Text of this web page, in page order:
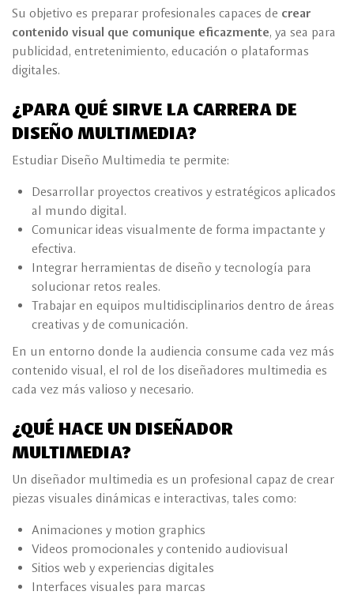
Su objetivo es preparar profesionales capaces de crear
contenido visual que comunique eficazmente, ya sea para
publicidad, entretenimiento, educación o plataformas
digitales.
¿PARA QUÉ SIRVE LA CARRERA DE
DISEÑO MULTIMEDIA?
Estudiar Diseño Multimedia te permite:
Desarrollar proyectos creativos y estratégicos aplicados
al mundo digital.
Comunicar ideas visualmente de forma impactante y
efectiva.
Integrar herramientas de diseño y tecnología para
solucionar retos reales.
Trabajar en equipos multidisciplinarios dentro de áreas
creativas y de comunicación.
En un entorno donde la audiencia consume cada vez más
contenido visual, el rol de los diseñadores multimedia es
cada vez más valioso y necesario.
¿QUÉ HACE UN DISEÑADOR
MULTIMEDIA?
Un diseñador multimedia es un profesional capaz de crear
piezas visuales dinámicas e interactivas, tales como:
Animaciones y motion graphics
Videos promocionales y contenido audiovisual
Sitios web y experiencias digitales
Interfaces visuales para marcas